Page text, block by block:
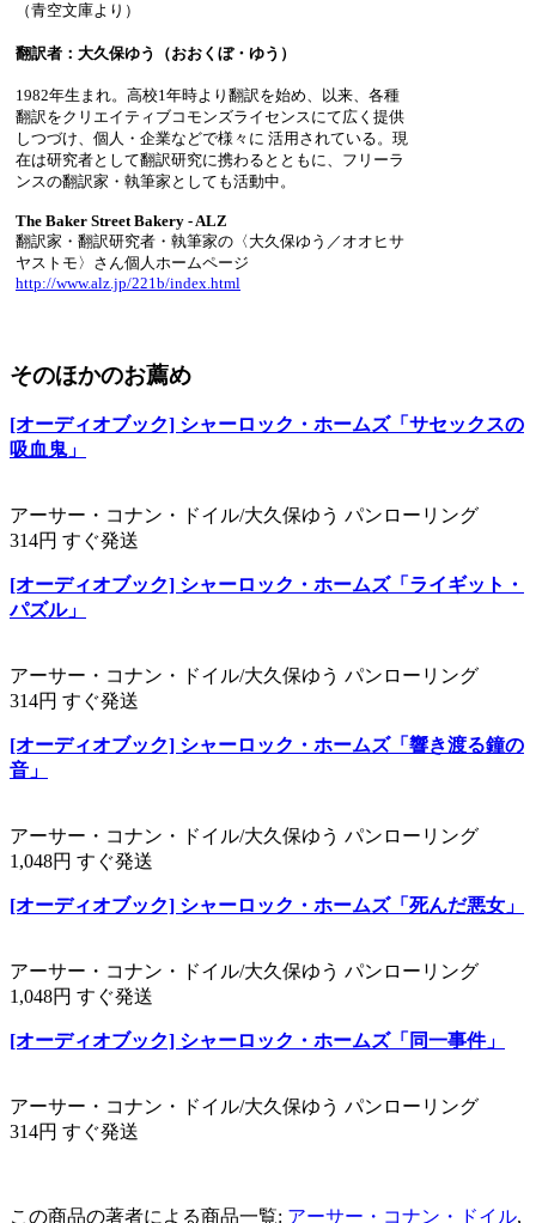
（青空文庫より）
翻訳者：大久保ゆう（おおくぼ・ゆう）
1982年生まれ。高校1年時より翻訳を始め、以来、各種
翻訳をクリエイティブコモンズライセンスにて広く提供
しつづけ、個人・企業などで様々に 活用されている。現
在は研究者として翻訳研究に携わるとともに、フリーラ
ンスの翻訳家・執筆家としても活動中。
The Baker Street Bakery - ALZ
翻訳家・翻訳研究者・執筆家の〈大久保ゆう／オオヒサ
ヤストモ〉さん個人ホームページ
http://www.alz.jp/221b/index.html
そのほかのお薦め
[オーディオブック] シャーロック・ホームズ「サセックスの
吸血鬼」
アーサー・コナン・ドイル/大久保ゆう パンローリング
314円 すぐ発送
[オーディオブック] シャーロック・ホームズ「ライギット・
パズル」
アーサー・コナン・ドイル/大久保ゆう パンローリング
314円 すぐ発送
[オーディオブック] シャーロック・ホームズ「響き渡る鐘の
音」
アーサー・コナン・ドイル/大久保ゆう パンローリング
1,048円 すぐ発送
[オーディオブック] シャーロック・ホームズ「死んだ悪女」
アーサー・コナン・ドイル/大久保ゆう パンローリング
1,048円 すぐ発送
[オーディオブック] シャーロック・ホームズ「同一事件」
アーサー・コナン・ドイル/大久保ゆう パンローリング
314円 すぐ発送
この商品の著者による商品一覧: アーサー・コナン・ドイル,